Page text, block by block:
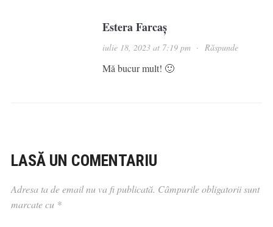
Estera Farcaș
iulie 18, 2023 at 7:19 pm· Răspunde
Mă bucur mult! 🙂
LASĂ UN COMENTARIU
Adresa ta de email nu va fi publicată. Câmpurile obligatorii sunt
marcate cu *